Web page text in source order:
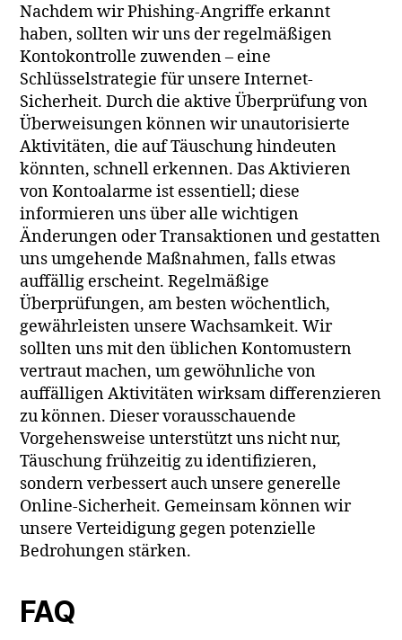
Nachdem wir Phishing-Angriffe erkannt
haben, sollten wir uns der regelmäßigen
Kontokontrolle zuwenden – eine
Schlüsselstrategie für unsere Internet-
Sicherheit. Durch die aktive Überprüfung von
Überweisungen können wir unautorisierte
Aktivitäten, die auf Täuschung hindeuten
könnten, schnell erkennen. Das Aktivieren
von Kontoalarme ist essentiell; diese
informieren uns über alle wichtigen
Änderungen oder Transaktionen und gestatten
uns umgehende Maßnahmen, falls etwas
auffällig erscheint. Regelmäßige
Überprüfungen, am besten wöchentlich,
gewährleisten unsere Wachsamkeit. Wir
sollten uns mit den üblichen Kontomustern
vertraut machen, um gewöhnliche von
auffälligen Aktivitäten wirksam differenzieren
zu können. Dieser vorausschauende
Vorgehensweise unterstützt uns nicht nur,
Täuschung frühzeitig zu identifizieren,
sondern verbessert auch unsere generelle
Online-Sicherheit. Gemeinsam können wir
unsere Verteidigung gegen potenzielle
Bedrohungen stärken.
FAQ